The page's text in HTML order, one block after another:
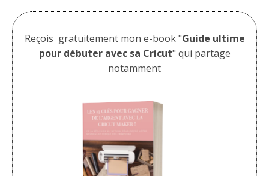
Reçois gratuitement mon e-book "Guide ultime
pour débuter avec sa Cricut" qui partage
notamment